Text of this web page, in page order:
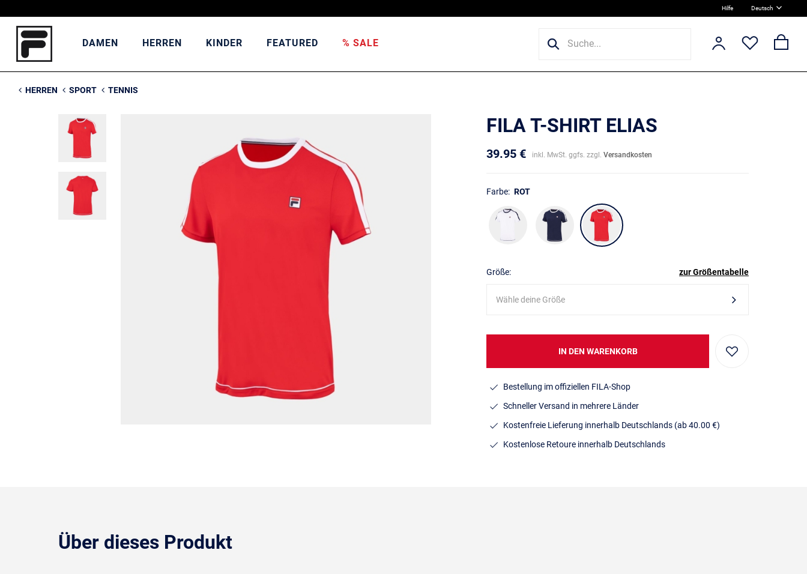
Hilfe Deutsch
DAMEN HERREN KINDER FEATURED % SALE
HERREN SPORT TENNIS
FILA T-SHIRT ELIAS
39.95 € inkl. MwSt. ggfs. zzgl. Versandkosten
Farbe: ROT
Größe: zur Größentabelle
Wähle deine Größe
IN DEN WARENKORB
Bestellung im offiziellen FILA-Shop
Schneller Versand in mehrere Länder
Kostenfreie Lieferung innerhalb Deutschlands (ab 40.00 €)
Kostenlose Retoure innerhalb Deutschlands
Über dieses Produkt